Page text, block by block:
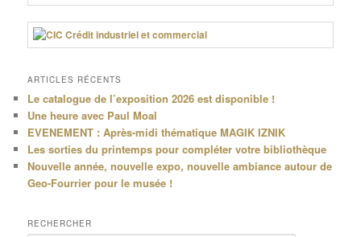
ARTICLES RÉCENTS
Le catalogue de l’exposition 2026 est disponible !
Une heure avec Paul Moal
EVENEMENT : Après-midi thématique MAGIK IZNIK
Les sorties du printemps pour compléter votre bibliothèque
Nouvelle année, nouvelle expo, nouvelle ambiance autour de
Geo-Fourrier pour le musée !
RECHERCHER